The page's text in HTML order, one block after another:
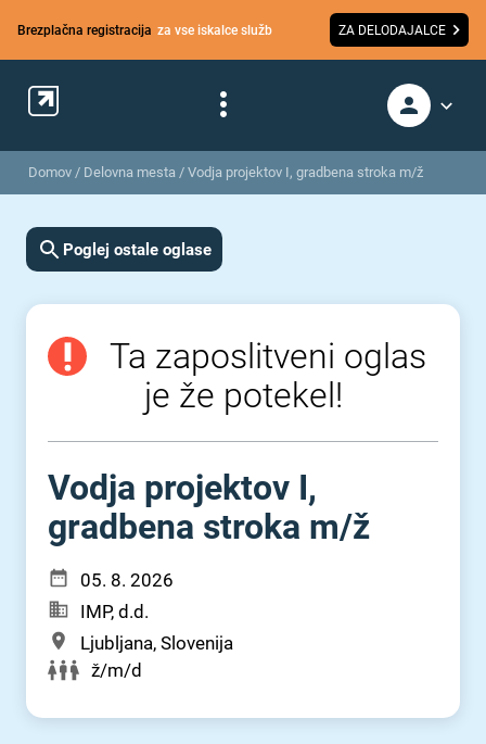
Brezplačna registracija za vse iskalce služb ZA DELODAJALCE
Domov / Delovna mesta / Vodja projektov I, gradbena stroka m/ž
Poglej ostale oglase
Ta zaposlitveni oglas
je že potekel!
Vodja projektov I,
gradbena stroka m⁠/⁠ž
05. 8. 2026
IMP, d.d.
Ljubljana, Slovenija
ž/m/d